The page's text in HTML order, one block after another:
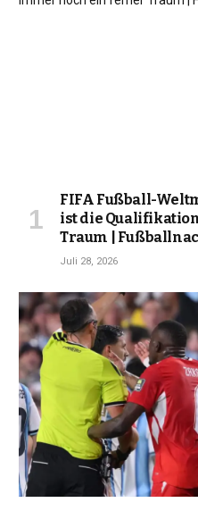
FIFA Fußball-
ist die
Traum |
Juli 28, 2026